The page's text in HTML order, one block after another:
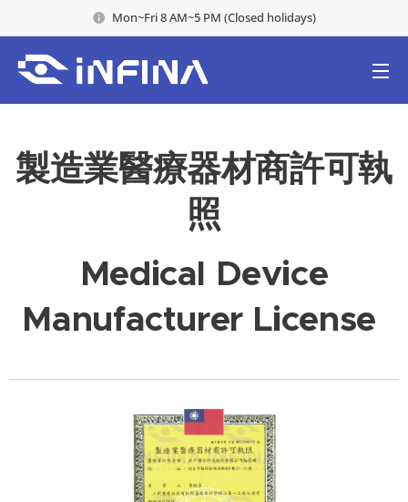
Mon~Fri 8 AM~5 PM (Closed holidays)
製造業醫療器材商許可執
照
Medical Device
Manufacturer License